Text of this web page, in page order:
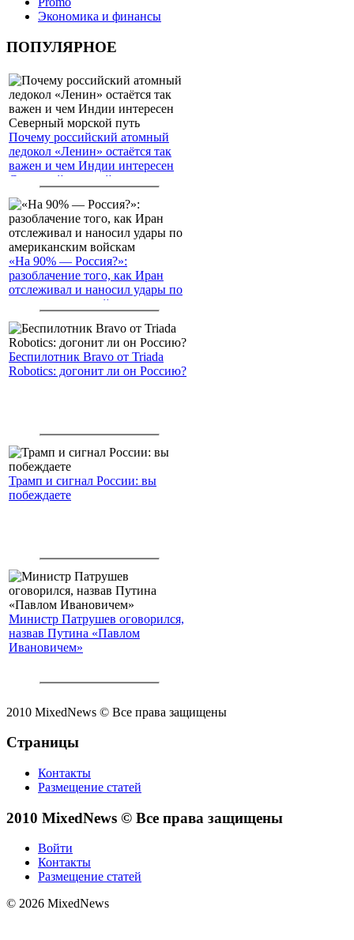
Экономика и финансы
ПОПУЛЯРНОЕ
Почему российский атомный
ледокол «Ленин» остаётся так
важен и чем Индии интересен
Северный морской путь
«На 90% — Россия?»:
разоблачение того, как Иран
отслеживал и наносил удары по
американским войскам
Беспилотник Bravo от Triada
Robotics: догонит ли он Россию?
Трамп и сигнал России: вы
побеждаете
Министр Патрушев оговорился,
назвав Путина «Павлом
Ивановичем»
2010 MixedNews © Все права защищены
Страницы
Контакты
Размещение статей
2010 MixedNews © Все права защищены
Войти
Контакты
Размещение статей
© 2026 MixedNews